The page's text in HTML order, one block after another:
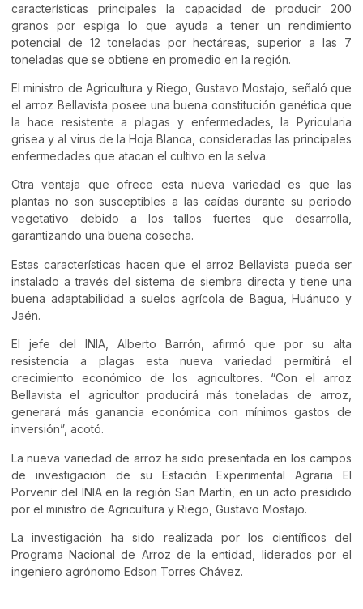
características principales la capacidad de producir 200
granos por espiga lo que ayuda a tener un rendimiento
potencial de 12 toneladas por hectáreas, superior a las 7
toneladas que se obtiene en promedio en la región.
El ministro de Agricultura y Riego, Gustavo Mostajo, señaló que
el arroz Bellavista posee una buena constitución genética que
la hace resistente a plagas y enfermedades, la Pyricularia
grisea y al virus de la Hoja Blanca, consideradas las principales
enfermedades que atacan el cultivo en la selva.
Otra ventaja que ofrece esta nueva variedad es que las
plantas no son susceptibles a las caídas durante su periodo
vegetativo debido a los tallos fuertes que desarrolla,
garantizando una buena cosecha.
Estas características hacen que el arroz Bellavista pueda ser
instalado a través del sistema de siembra directa y tiene una
buena adaptabilidad a suelos agrícola de Bagua, Huánuco y
Jaén.
El jefe del INIA, Alberto Barrón, afirmó que por su alta
resistencia a plagas esta nueva variedad permitirá el
crecimiento económico de los agricultores. “Con el arroz
Bellavista el agricultor producirá más toneladas de arroz,
generará más ganancia económica con mínimos gastos de
inversión”, acotó.
La nueva variedad de arroz ha sido presentada en los campos
de investigación de su Estación Experimental Agraria El
Porvenir del INIA en la región San Martín, en un acto presidido
por el ministro de Agricultura y Riego, Gustavo Mostajo.
La investigación ha sido realizada por los científicos del
Programa Nacional de Arroz de la entidad, liderados por el
ingeniero agrónomo Edson Torres Chávez.